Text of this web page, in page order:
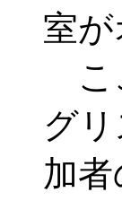
室
こ
グ
加